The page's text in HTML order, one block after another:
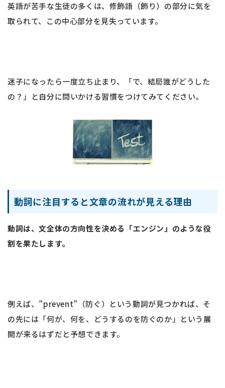
英語が苦手な生徒の多くは、修飾語（飾り）の部分に気を
取られて、この中心部分を見失っています。
迷子になったら一度立ち止まり、「で、結局誰がどうした
の？」と自分に問いかける習慣をつけてみてください。
動詞に注目すると文章の流れが見える理由
動詞は、文全体の方向性を決める「エンジン」のような役
割を果たします。
例えば、”prevent”（防ぐ）という動詞が見つかれば、そ
の先には「何が、何を、どうするのを防ぐのか」という展
開が来るはずだと予想できます。